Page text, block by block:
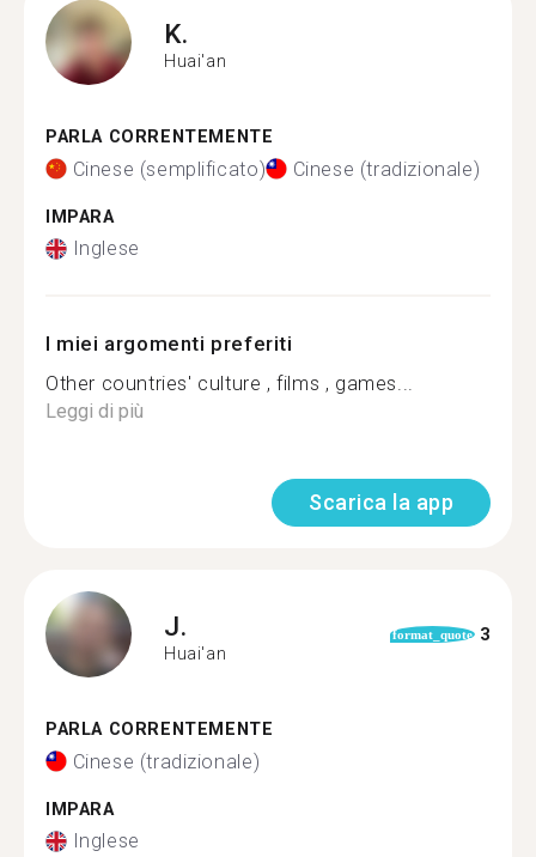
K.
Huai'an
PARLA CORRENTEMENTE
Cinese (semplificato) Cinese (tradizionale)
IMPARA
Inglese
I miei argomenti preferiti
Other countries' culture , films , games...
Leggi di più
Scarica la app
J.
Huai'an
format_quote 3
PARLA CORRENTEMENTE
Cinese (tradizionale)
IMPARA
Inglese